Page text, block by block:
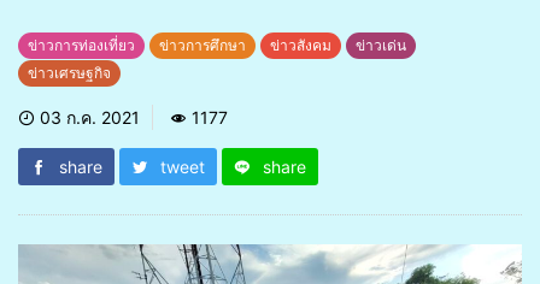
ข่าวการท่องเที่ยว ข่าวการศึกษา ข่าวสังคม
ข่าวเด่น
ข่าวเศรษฐกิจ
03 ก.ค. 2021 1177
share tweet share